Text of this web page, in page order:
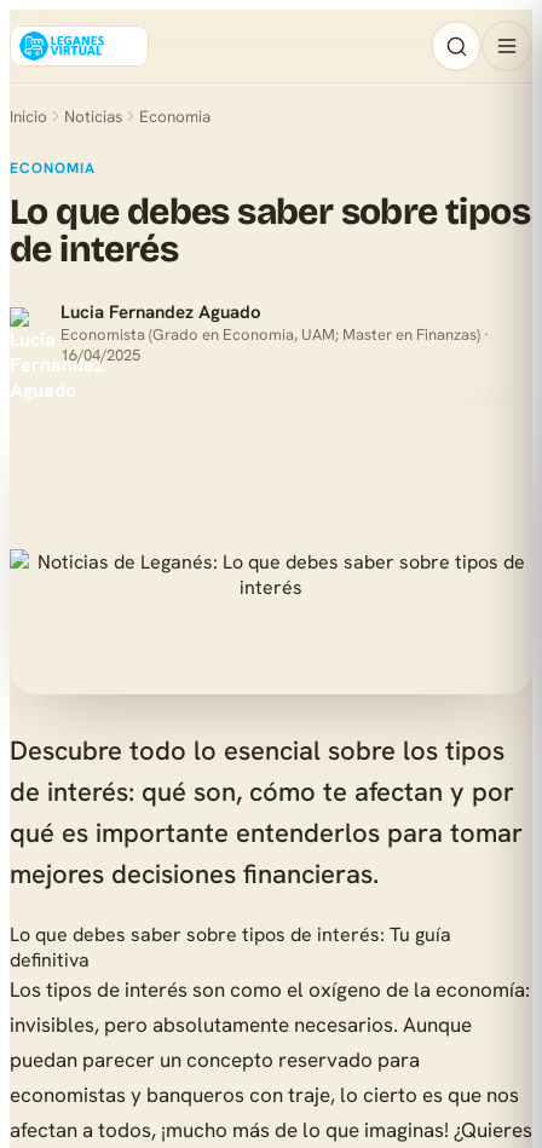
Inicio Noticias Economia
ECONOMIA
Lo que debes saber sobre tipos
de interés
Lucia Fernandez Aguado
Economista (Grado en Economia, UAM; Master en Finanzas) ·
16/04/2025
Descubre todo lo esencial sobre los tipos
de interés: qué son, cómo te afectan y por
qué es importante entenderlos para tomar
mejores decisiones financieras.
Lo que debes saber sobre tipos de interés: Tu guía
definitiva
Los tipos de interés son como el oxígeno de la economía:
invisibles, pero absolutamente necesarios. Aunque
puedan parecer un concepto reservado para
economistas y banqueros con traje, lo cierto es que nos
afectan a todos, ¡mucho más de lo que imaginas! ¿Quieres